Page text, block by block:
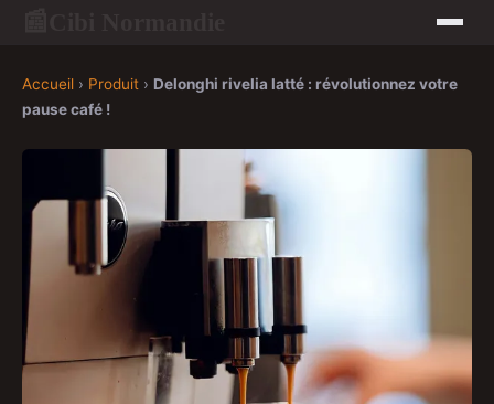
Accueil › Produit › Delonghi rivelia latté : révolutionnez votre
pause café !